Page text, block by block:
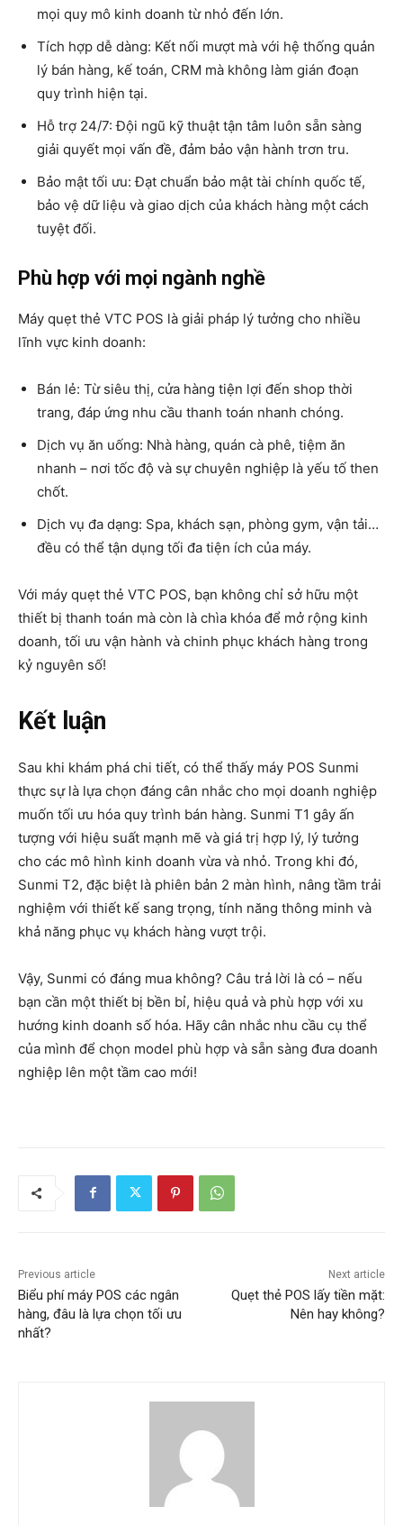
mọi quy mô kinh doanh từ nhỏ đến lớn.
Tích hợp dễ dàng: Kết nối mượt mà với hệ thống quản
lý bán hàng, kế toán, CRM mà không làm gián đoạn
quy trình hiện tại.
Hỗ trợ 24/7: Đội ngũ kỹ thuật tận tâm luôn sẵn sàng
giải quyết mọi vấn đề, đảm bảo vận hành trơn tru.
Bảo mật tối ưu: Đạt chuẩn bảo mật tài chính quốc tế,
bảo vệ dữ liệu và giao dịch của khách hàng một cách
tuyệt đối.
Phù hợp với mọi ngành nghề
Máy quẹt thẻ VTC POS là giải pháp lý tưởng cho nhiều
lĩnh vực kinh doanh:
Bán lẻ: Từ siêu thị, cửa hàng tiện lợi đến shop thời
trang, đáp ứng nhu cầu thanh toán nhanh chóng.
Dịch vụ ăn uống: Nhà hàng, quán cà phê, tiệm ăn
nhanh – nơi tốc độ và sự chuyên nghiệp là yếu tố then
chốt.
Dịch vụ đa dạng: Spa, khách sạn, phòng gym, vận tải…
đều có thể tận dụng tối đa tiện ích của máy.
Với máy quẹt thẻ VTC POS, bạn không chỉ sở hữu một
thiết bị thanh toán mà còn là chìa khóa để mở rộng kinh
doanh, tối ưu vận hành và chinh phục khách hàng trong
kỷ nguyên số!
Kết luận
Sau khi khám phá chi tiết, có thể thấy máy POS Sunmi
thực sự là lựa chọn đáng cân nhắc cho mọi doanh nghiệp
muốn tối ưu hóa quy trình bán hàng. Sunmi T1 gây ấn
tượng với hiệu suất mạnh mẽ và giá trị hợp lý, lý tưởng
cho các mô hình kinh doanh vừa và nhỏ. Trong khi đó,
Sunmi T2, đặc biệt là phiên bản 2 màn hình, nâng tầm trải
nghiệm với thiết kế sang trọng, tính năng thông minh và
khả năng phục vụ khách hàng vượt trội.
Vậy, Sunmi có đáng mua không? Câu trả lời là có – nếu
bạn cần một thiết bị bền bỉ, hiệu quả và phù hợp với xu
hướng kinh doanh số hóa. Hãy cân nhắc nhu cầu cụ thể
của mình để chọn model phù hợp và sẵn sàng đưa doanh
nghiệp lên một tầm cao mới!
Previous article
Biểu phí máy POS các ngân
hàng, đâu là lựa chọn tối ưu
nhất?
Next article
Quẹt thẻ POS lấy tiền mặt:
Nên hay không?